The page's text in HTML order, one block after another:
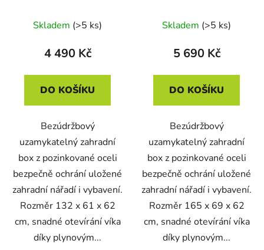
Skladem (>5 ks)
4 490 Kč
DO KOŠÍKU
Bezúdržbový
uzamykatelný zahradní
box z pozinkované oceli
bezpečně ochrání uložené
zahradní nářadí i vybavení.
Rozměr 132 x 61 x 62
cm, snadné otevírání víka
díky plynovým...
Skladem (>5 ks)
5 690 Kč
DO KOŠÍKU
Bezúdržbový
uzamykatelný zahradní
box z pozinkované oceli
bezpečně ochrání uložené
zahradní nářadí i vybavení.
Rozměr 165 x 69 x 62
cm, snadné otevírání víka
díky plynovým...